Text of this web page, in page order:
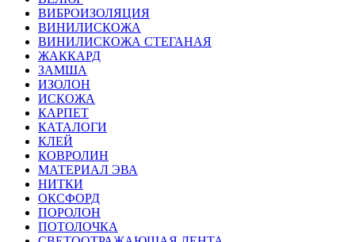
ВИБРОИЗОЛЯЦИЯ
ВИНИЛИСКОЖА
ВИНИЛИСКОЖА СТЕГАНАЯ
ЖАККАРД
ЗАМША
ИЗОЛОН
ИСКОЖА
КАРПЕТ
КАТАЛОГИ
КЛЕЙ
КОВРОЛИН
МАТЕРИАЛ ЭВА
НИТКИ
ОКСФОРД
ПОРОЛОН
ПОТОЛОЧКА